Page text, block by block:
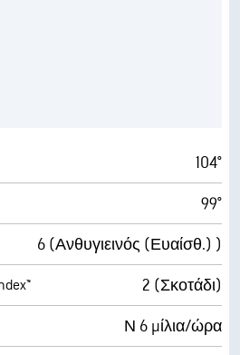
104°
99°
6 (Ανθυγιεινός (Ευαίσθ.) )
2 (Σκοτάδι)
Ν 6 μίλια/ώρα